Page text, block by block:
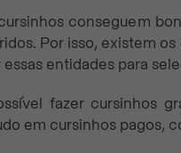
conseguem
Por isso, existem
essas entidades para
fazer cursinhos
em cursinhos pagos,